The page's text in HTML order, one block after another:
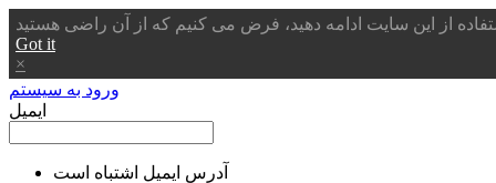
Got it
×
ورود به سیستم
ایمیل
آدرس ایمیل اشتباه است